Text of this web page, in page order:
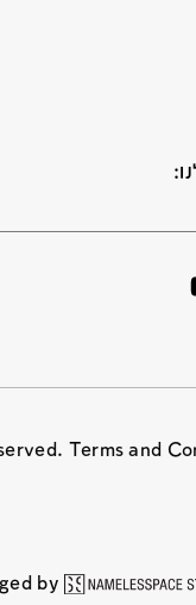
Reserved. Terms and
by